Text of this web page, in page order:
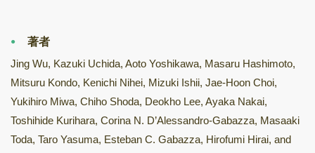
著者
Jing Wu, Kazuki Uchida, Aoto Yoshikawa, Masaru Hashimoto,
Mitsuru Kondo, Kenichi Nihei, Mizuki Ishii, Jae-Hoon Choi,
Yukihiro Miwa, Chiho Shoda, Deokho Lee, Ayaka Nakai,
Toshihide Kurihara, Corina N. D’Alessandro-Gabazza, Masaaki
Toda, Taro Yasuma, Esteban C. Gabazza, Hirofumi Hirai, and